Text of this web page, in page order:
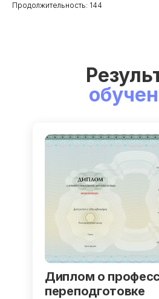
Продолжительность: 144
Диплом о
переподготовке